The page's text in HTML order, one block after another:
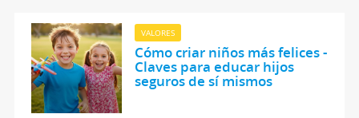
VALORES
Cómo criar niños más felices -
Claves para educar hijos
seguros de sí mismos